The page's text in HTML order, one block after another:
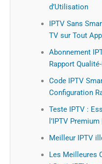
d’Utilisation
IPTV Sans
TV sur Tout
Abonnement
Rapport
Code IPTV
Configuration
Teste IPTV :
l’IPTV
Meilleur IPTV
Les Meilleures